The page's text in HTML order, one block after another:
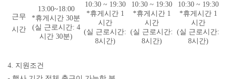
근무
시간
13:00~18:00
*휴게시간 30분
(실 근로시간: 4
시간 30분)
10:30 ~ 19:30
*휴게시간 1
시간
(실 근로시간:
8시간)
10:30 ~ 19:30
*휴게시간 1
시간
(실 근로시간:
8시간)
10:30 ~ 19:30
*휴게시간 1
시간
(실 근로시간:
8시간)
4. 지원조건